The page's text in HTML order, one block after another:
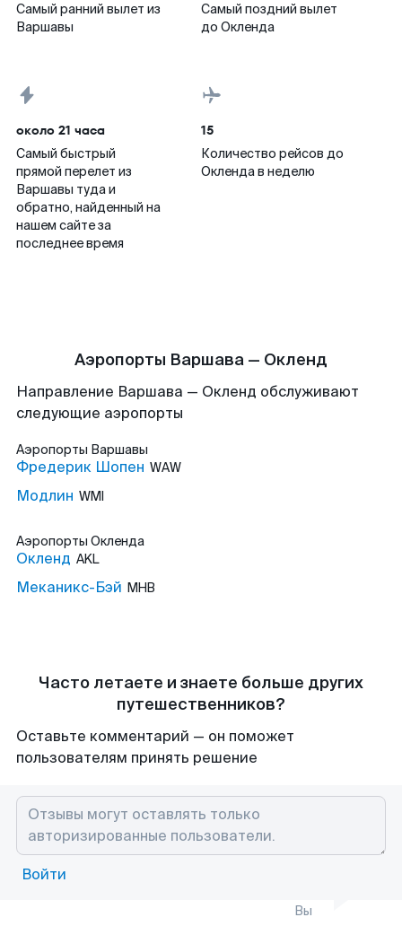
Самый ранний вылет из
Варшавы
Самый поздний вылет
до Окленда
около 21 часа
Самый быстрый
прямой перелет из
Варшавы туда и
обратно, найденный на
нашем сайте за
последнее время
15
Количество рейсов до
Окленда в неделю
Аэропорты Варшава — Окленд
Направление Варшава — Окленд обслуживают
следующие аэропорты
Аэропорты Варшавы
Фредерик Шопен WAW
Модлин WMI
Аэропорты Окленда
Окленд AKL
Меканикс-Бэй MHB
Часто летаете и знаете больше других
путешественников?
Оставьте комментарий — он поможет
пользователям принять решение
Войти
Вы